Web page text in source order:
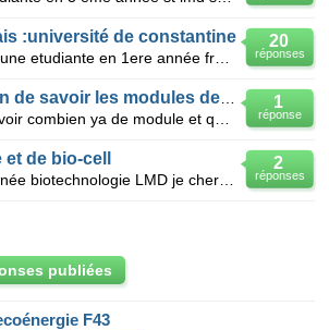
20
réponses
:université de constantine
1
réponse
2
réponses
de bio-cell
publiées
F43